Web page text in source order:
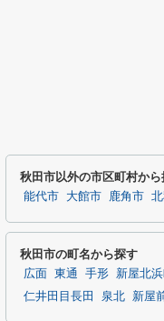
秋田市以外の市区町村から
能代市 大館市 鹿角市
秋田市の町名から探す
広面 東通 手形 新屋北浜
仁井田目長田
泉北 新屋